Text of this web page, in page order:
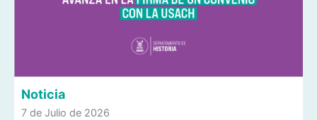
Noticia
7 de Julio de 2026